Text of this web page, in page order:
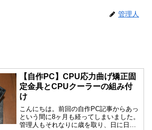
管理人
【自作PC】CPU応力曲げ矯正固
定金具とCPUクーラーの組み付
け
こんにちは。前回の自作PC記事からあっ
という間に8ヶ月も経ってしまいました。
管理人もそれなりに歳を取り、日に日に